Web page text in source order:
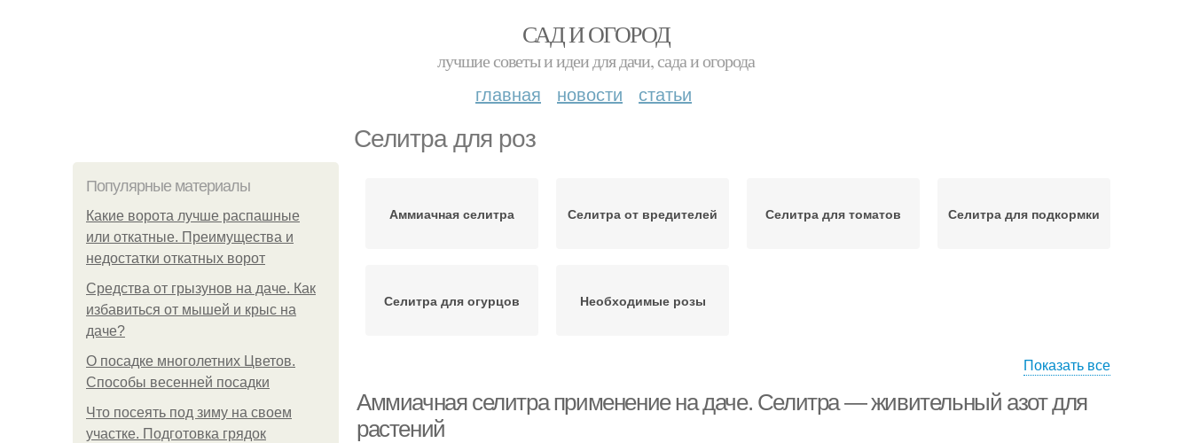
САД И ОГОРОД
лучшие советы и идеи для дачи, сада и огорода
главная новости статьи
Селитра для роз
Популярные материалы
Какие ворота лучше распашные
или откатные. Преимущества и
недостатки откатных ворот
Средства от грызунов на даче. Как
избавиться от мышей и крыс на
даче?
О посадке многолетних Цветов.
Способы весенней посадки
Что посеять под зиму на своем
участке. Подготовка грядок
Аммиачная селитра Селитра от вредителей Селитра для томатов Селитра для подкормки
Селитра для огурцов Необходимые розы
Показать все
Аммиачная селитра применение на даче. Селитра — живительный азот для
растений